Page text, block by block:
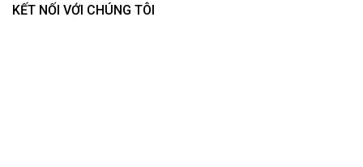
KẾT NỐI VỚI CHÚNG TÔI